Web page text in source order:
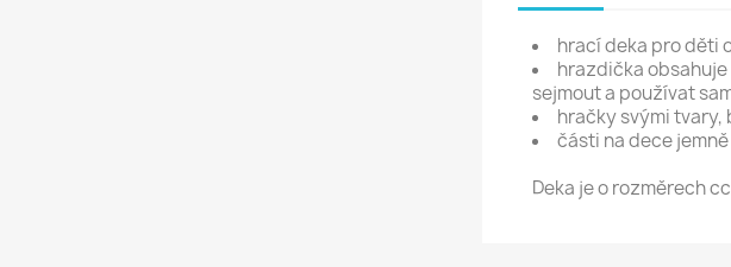
hrací deka pro děti
hrazdička
sejmout a používat
hračky svými
části na dece
Deka je o rozměrech